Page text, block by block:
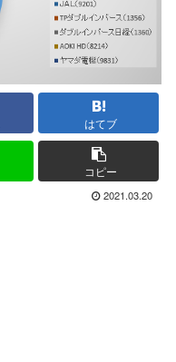
はてブ
コピー
2021.03.20